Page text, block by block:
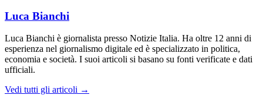
Luca Bianchi
Luca Bianchi è giornalista presso Notizie Italia. Ha oltre 12 anni di
esperienza nel giornalismo digitale ed è specializzato in politica,
economia e società. I suoi articoli si basano su fonti verificate e dati
ufficiali.
Vedi tutti gli articoli →